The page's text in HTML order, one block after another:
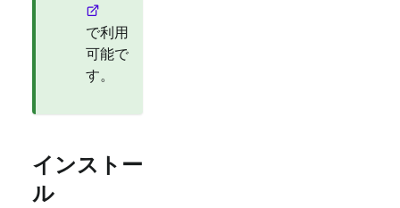
で利用
可能で
す。
インストー
ル